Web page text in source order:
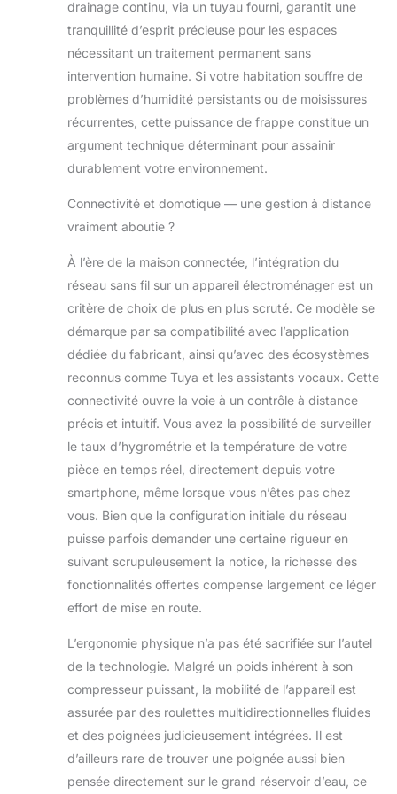
chauffage. FILTRE À CHARBON
AVANCÉ : Ce déshumidificateur
pour la maison, la cuisine et la salle
de bains est doté d'un filtre à
carbone avancé qui aide à éliminer
les odeurs de moisi et d'un filtre à
mailles lavable qui bloque la
poussière et les microparticules.
CIRCULATION DE L'AIR
d'oscillation automatique fait
pivoter automatiquement la grille de
circulation de l'air et prévenir
l'humidité ou la moisissure. 5
MODES DE FONCTIONNEMENT :
Choisissez parmi 5 modes de
fonctionnement avancés : élevé,
naturel, ventilation, continu et
seche-linge. En outre, ce
deshumidificateur d'air electrique
dispose d'une fonction de sécurité
enfant qui désactive tous les
boutons et d'un mode veille qui
éteint toutes les lumières pour un
sommeil paisible. AFFICHAGE
NUMÉRIQUE FACILE À LIRE : Le
déshumidificateur Pro Breeze est
doté de commandes à touche
unique et d'un affichage numérique
rouge en fonction du niveau
d'humidité de la pièce. Choisissez
réglez le taux d'humidité souhaité
entre 30 et 80 %. MINUTERIE 24
HEURES : La minuterie numérique
intégrée vous permet de
programmer la mise en marche ou
l'arrêt du déshumidificateur d'air sur
une période de 24 heures, pour
déshumidifier efficacement votre
drainage continu, via un tuyau fourni, garantit une
tranquillité d’esprit précieuse pour les espaces
nécessitant un traitement permanent sans
intervention humaine. Si votre habitation souffre de
problèmes d’humidité persistants ou de moisissures
récurrentes, cette puissance de frappe constitue un
argument technique déterminant pour assainir
durablement votre environnement.
Connectivité et domotique — une gestion à distance
vraiment aboutie ?
À l’ère de la maison connectée, l’intégration du
réseau sans fil sur un appareil électroménager est un
critère de choix de plus en plus scruté. Ce modèle se
démarque par sa compatibilité avec l’application
dédiée du fabricant, ainsi qu’avec des écosystèmes
reconnus comme Tuya et les assistants vocaux. Cette
connectivité ouvre la voie à un contrôle à distance
précis et intuitif. Vous avez la possibilité de surveiller
le taux d’hygrométrie et la température de votre
pièce en temps réel, directement depuis votre
smartphone, même lorsque vous n’êtes pas chez
vous. Bien que la configuration initiale du réseau
puisse parfois demander une certaine rigueur en
suivant scrupuleusement la notice, la richesse des
fonctionnalités offertes compense largement ce léger
effort de mise en route.
L’ergonomie physique n’a pas été sacrifiée sur l’autel
de la technologie. Malgré un poids inhérent à son
compresseur puissant, la mobilité de l’appareil est
assurée par des roulettes multidirectionnelles fluides
et des poignées judicieusement intégrées. Il est
d’ailleurs rare de trouver une poignée aussi bien
pensée directement sur le grand réservoir d’eau, ce